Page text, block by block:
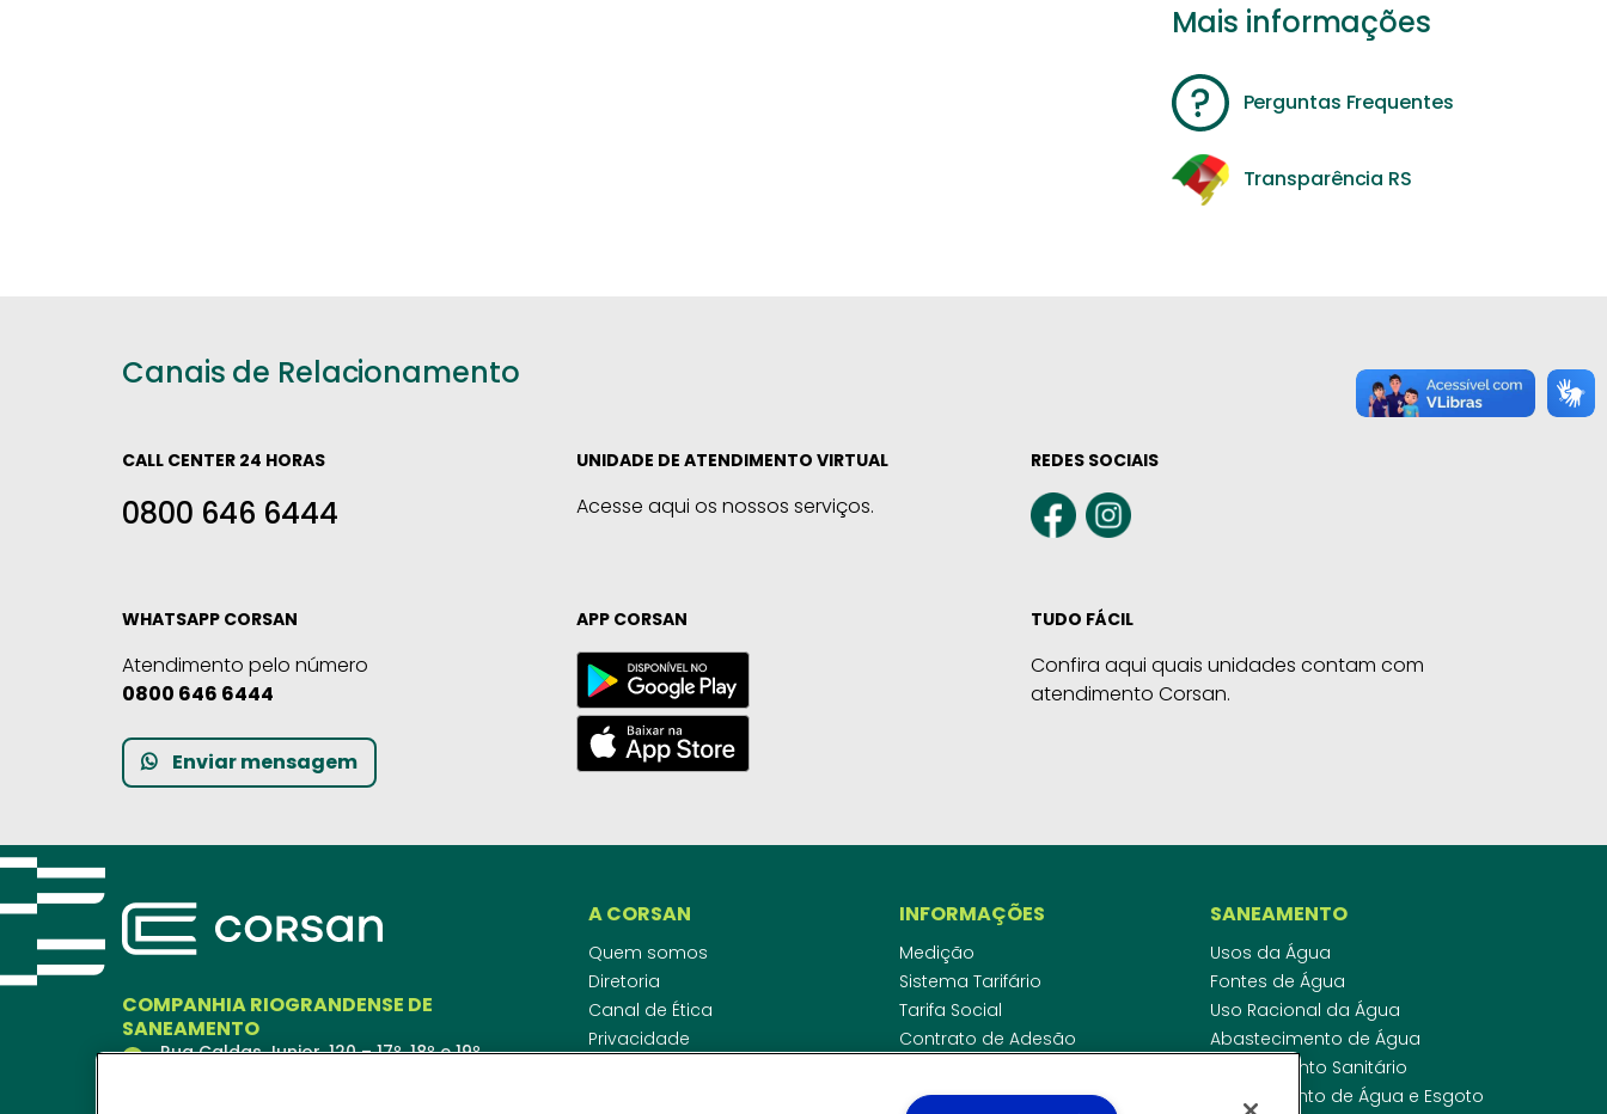
Mais informações
Perguntas Frequentes
Transparência RS
Canais de Relacionamento
CALL CENTER 24 HORAS
0800 646 6444
UNIDADE DE ATENDIMENTO VIRTUAL
Acesse aqui os nossos serviços.
REDES SOCIAIS
WHATSAPP CORSAN
Atendimento pelo número
0800 646 6444
Enviar mensagem
APP CORSAN TUDO FÁCIL
Confira aqui quais unidades contam com
atendimento Corsan.
COMPANHIA RIOGRANDENSE DE
SANEAMENTO
Rua Caldas Junior, 120 – 17º, 18º e 19º
A CORSAN
Quem somos
Diretoria
Canal de Ética
Privacidade
INFORMAÇÕES
Medição
Sistema Tarifário
Tarifa Social
Contrato de Adesão
Agências Reguladoras
SANEAMENTO
Usos da Água
Fontes de Água
Uso Racional da Água
Abastecimento de Água
Esgotamento Sanitário
Regulamento de Água e Esgoto